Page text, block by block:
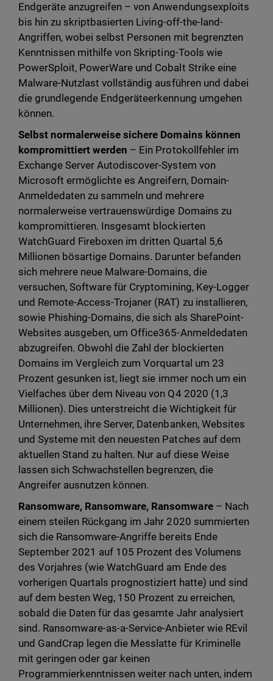
Endgeräte anzugreifen – von Anwendungsexploits
bis hin zu skriptbasierten Living-off-the-land-
Angriffen, wobei selbst Personen mit begrenzten
Kenntnissen mithilfe von Skripting-Tools wie
PowerSploit, PowerWare und Cobalt Strike eine
Malware-Nutzlast vollständig ausführen und dabei
die grundlegende Endgeräteerkennung umgehen
können.
Selbst normalerweise sichere Domains können
kompromittiert werden – Ein Protokollfehler im
Exchange Server Autodiscover-System von
Microsoft ermöglichte es Angreifern, Domain-
Anmeldedaten zu sammeln und mehrere
normalerweise vertrauenswürdige Domains zu
kompromittieren. Insgesamt blockierten
WatchGuard Fireboxen im dritten Quartal 5,6
Millionen bösartige Domains. Darunter befanden
sich mehrere neue Malware-Domains, die
versuchen, Software für Cryptomining, Key-Logger
und Remote-Access-Trojaner (RAT) zu installieren,
sowie Phishing-Domains, die sich als SharePoint-
Websites ausgeben, um Office365-Anmeldedaten
abzugreifen. Obwohl die Zahl der blockierten
Domains im Vergleich zum Vorquartal um 23
Prozent gesunken ist, liegt sie immer noch um ein
Vielfaches über dem Niveau von Q4 2020 (1,3
Millionen). Dies unterstreicht die Wichtigkeit für
Unternehmen, ihre Server, Datenbanken, Websites
und Systeme mit den neuesten Patches auf dem
aktuellen Stand zu halten. Nur auf diese Weise
lassen sich Schwachstellen begrenzen, die
Angreifer ausnutzen können.
Ransomware, Ransomware, Ransomware– Nach
einem steilen Rückgang im Jahr 2020 summierten
sich die Ransomware-Angriffe bereits Ende
September 2021 auf 105 Prozent des Volumens
des Vorjahres (wie WatchGuard am Ende des
vorherigen Quartals prognostiziert hatte) und sind
auf dem besten Weg, 150 Prozent zu erreichen,
sobald die Daten für das gesamte Jahr analysiert
sind. Ransomware-as-a-Service-Anbieter wie REvil
und GandCrap legen die Messlatte für Kriminelle
mit geringen oder gar keinen
Programmierkenntnissen weiter nach unten, indem